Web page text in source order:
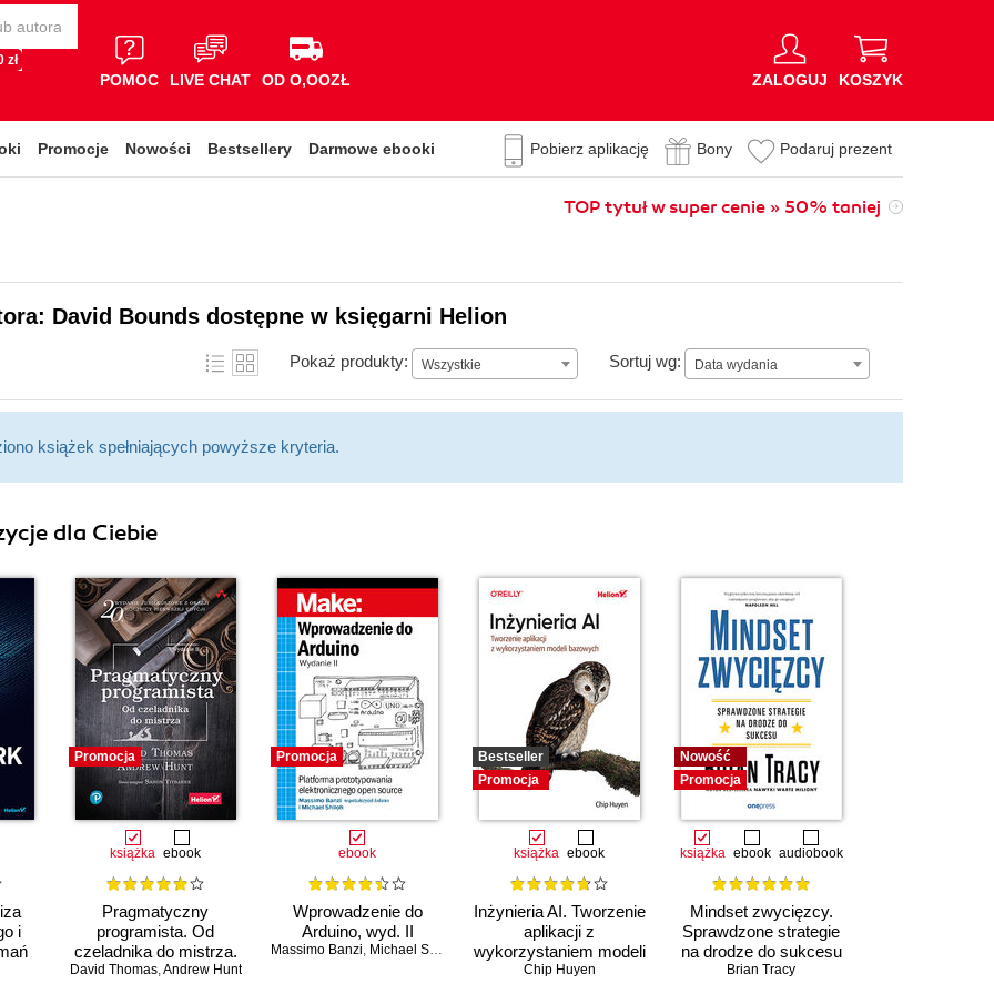
zł
POMOC LIVE CHAT OD O,OOZŁ ZALOGUJ KOSZYK
Promocje Nowości Bestsellery Darmowe ebooki Pobierz aplikację Bony Podaruj prezent
TOP tytuł w super cenie » 50% taniej
David Bounds dostępne w księgarni Helion
Pokaż produkty: Wszystkie Sortuj wg: Data wydania
Data wydania
książek spełniających powyższe kryteria.
dla Ciebie
i
Promocja
książka ebook
Pragmatyczny
programista. Od
czeladnika do mistrza.
Wydanie II
David Thomas,Andrew Hunt
Promocja
ebook
Wprowadzenie do
Arduino, wyd. II
Massimo Banzi, Michael Shiloh
Bestseller
Promocja
książka ebook
Inżynieria AI. Tworzenie
aplikacji z
wykorzystaniem modeli
bazowych
Chip Huyen
Nowość
Promocja
książka ebook audiobook
Mindset zwycięzcy.
Sprawdzone strategie
na drodze do sukcesu
Brian Tracy